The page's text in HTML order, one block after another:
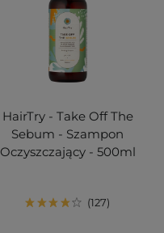
HairTry - Take Off The
Sebum - Szampon
Oczyszczający - 500ml
127